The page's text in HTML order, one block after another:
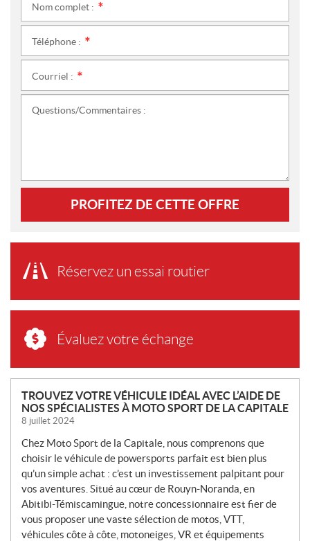
Nom complet :
Téléphone :
Courriel :
Questions/Commentaires :
PROFITEZ DE CETTE OFFRE
Réservez un essai routier
Évaluez votre échange
N
O
U
V
E
L
L
E
S
TROUVEZ VOTRE VÉHICULE IDÉAL AVEC L’AIDE DE
NOS SPÉCIALISTES À MOTO SPORT DE LA CAPITALE
8 juillet 2024
Chez Moto Sport de la Capitale, nous comprenons que
choisir le véhicule de powersports parfait est bien plus
qu’un simple achat : c’est un investissement palpitant pour
vos aventures. Situé au cœur de Rouyn-Noranda, en
Abitibi-Témiscamingue, notre concessionnaire est fier de
vous proposer une vaste sélection de motos, VTT,
véhicules côte à côte, motoneiges, VR et équipements